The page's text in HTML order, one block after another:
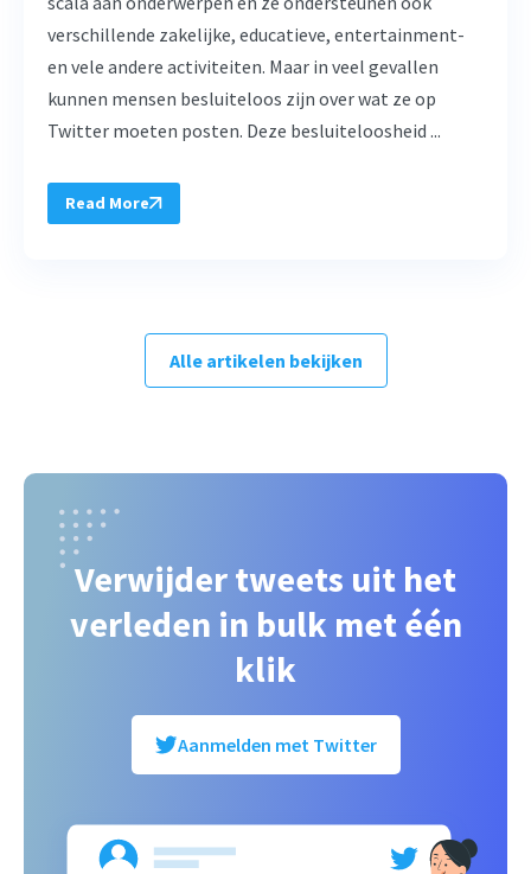
verschillende zakelijke, educatieve, entertainment-
en vele andere activiteiten. Maar in veel gevallen
kunnen mensen besluiteloos zijn over wat ze op
Twitter moeten posten. Deze besluiteloosheid ...
Read More
Alle artikelen bekijken
Verwijder tweets uit het
verleden in bulk met één
klik
Aanmelden met Twitter